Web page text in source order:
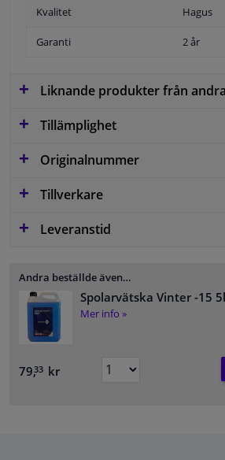
Kvalitet Hagus
Garanti 2 år
Liknande produkter från
Tillämplighet
Originalnummer
Tillverkare
Leveranstid
Andra beställde även…
Spolarvätska Vinter -15
Mer info »
79,33 kr